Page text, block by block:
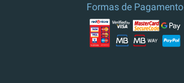
Formas de Pagamento